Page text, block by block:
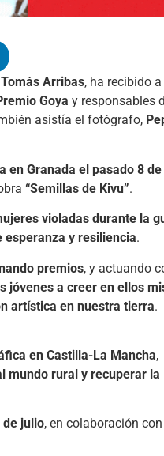
Arribas, ha recibido
Goya y responsables
asistía el fotógrafo,
en Granada el pasado 8 de
“Semillas de Kivu”.
violadas durante la
y resiliencia.
premios, y actuando
jóvenes a creer en ellos
artística en nuestra tierra.
en Castilla-La Mancha,
mundo rural y recuperar la
de julio, en colaboración con